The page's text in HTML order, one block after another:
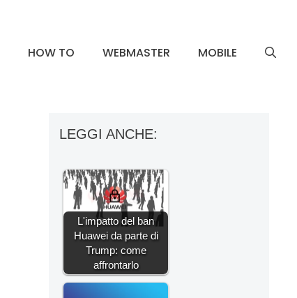
HOW TO WEBMASTER MOBILE
LEGGI ANCHE:
L'impatto del ban
Huawei da parte di
Trump: come
affrontarlo